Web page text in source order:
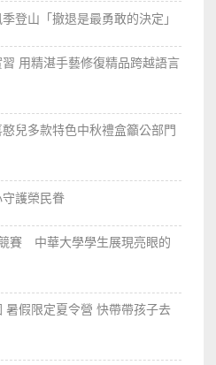
山「撤退是最勇敢的決定」
用精湛手藝修復精品跨越語言
兒多款特色中秋禮盒籲公部門
護榮民眷
賽 中華大學學生展現亮眼的
暑假限定夏令營 快帶帶孩子去